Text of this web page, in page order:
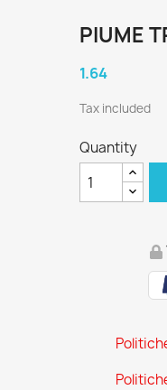
PIUME
1.64
Tax included
Quantity